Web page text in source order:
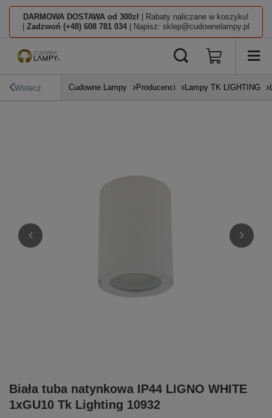
DARMOWA DOSTAWA od 300zł | Rabaty naliczane w koszyku!
Zadzwoń (+48) 608 781 034 | Napisz: sklep@cudownelampy.pl
Wstecz Cudowne Lampy Producenci Lampy TK LIGHTING
Biała tuba natynkowa IP44 LIGNO WHITE
1xGU10 Tk Lighting 10932